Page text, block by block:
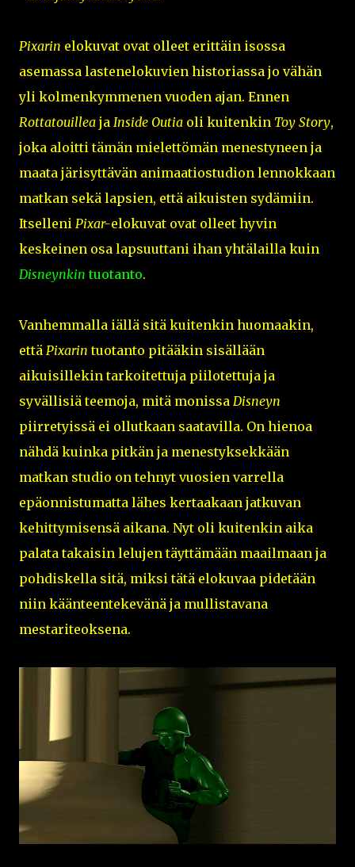
Pixarin elokuvat ovat olleet erittäin isossa
asemassa lastenelokuvien historiassa jo vähän
yli kolmenkymmenen vuoden ajan. Ennen
Rottatouillea ja Inside Outia oli kuitenkin Toy Story,
joka aloitti tämän mielettömän menestyneen ja
maata järisyttävän animaatiostudion lennokkaan
matkan sekä lapsien, että aikuisten sydämiin.
Itselleni Pixar-elokuvat ovat olleet hyvin
keskeinen osa lapsuuttani ihan yhtälailla kuin
Disneynkin tuotanto.
Vanhemmalla iällä sitä kuitenkin huomaakin,
että Pixarin tuotanto pitääkin sisällään
aikuisillekin tarkoitettuja piilotettuja ja
syvällisiä teemoja, mitä monissa Disneyn
piirretyissä ei ollutkaan saatavilla. On hienoa
nähdä kuinka pitkän ja menestyksekkään
matkan studio on tehnyt vuosien varrella
epäonnistumatta lähes kertaakaan jatkuvan
kehittymisensä aikana. Nyt oli kuitenkin aika
palata takaisin lelujen täyttämään maailmaan ja
pohdiskella sitä, miksi tätä elokuvaa pidetään
niin käänteentekevänä ja mullistavana
mestariteoksena.